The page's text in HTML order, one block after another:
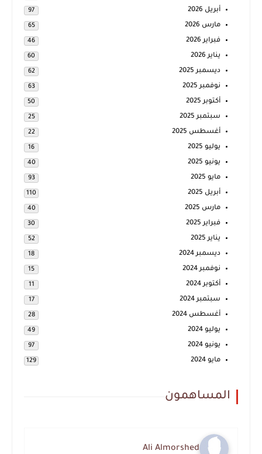
أبريل 2026 97
مارس 2026 65
فبراير 2026 46
يناير 2026 60
ديسمبر 2025 62
نوفمبر 2025 63
أكتوبر 2025 50
سبتمبر 2025 25
أغسطس 2025 22
يوليو 2025 16
يونيو 2025 40
مايو 2025 93
أبريل 2025 110
مارس 2025 40
فبراير 2025 30
يناير 2025 52
ديسمبر 2024 18
نوفمبر 2024 15
أكتوبر 2024 11
سبتمبر 2024 17
أغسطس 2024 28
يوليو 2024 49
يونيو 2024 97
مايو 2024 129
المساهمون
Ali Almorshed